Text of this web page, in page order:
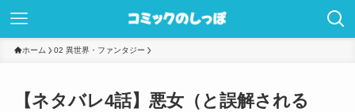
ホーム 02 異世界・ファンタジー
【ネタバレ4話】悪女（と誤解される